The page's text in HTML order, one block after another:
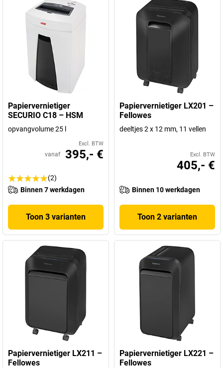
Papiervernietiger
SECURIO C18 – HSM
opvangvolume 25 l
Excl. BTW
vanaf 395,- €
(2)
Binnen 7 werkdagen
Toon 3 varianten
Papiervernietiger LX201 –
Fellowes
deeltjes 2 x 12 mm, 11 vellen
Excl. BTW
405,- €
Binnen 10 werkdagen
Toon 2 varianten
Papiervernietiger LX211 –
Fellowes
Papiervernietiger LX221 –
Fellowes